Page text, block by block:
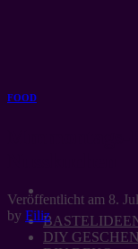
DIY
FOOD
Veröffentlicht am 8.
by Filiz